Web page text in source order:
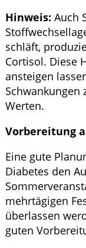
Hinweis: Auch
schläft,
Cortisol. Diese
ansteigen
Schwankungen
Werten.
Vorbereitung
Eine gute
Diabetes den
mehrtägigen
überlassen
guten